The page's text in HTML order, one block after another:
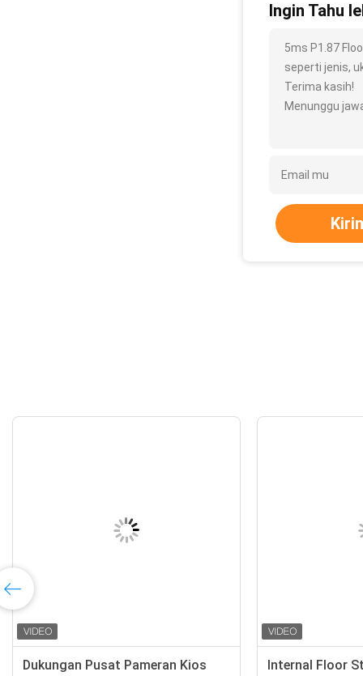
Ingin Tahu
5ms P1.87
seperti jenis,
Terima kasih!
Menunggu
Dukungan Pusat Pameran Kios
Internal Floor